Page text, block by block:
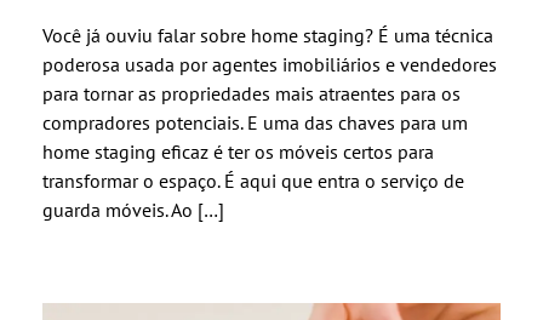
Você já ouviu falar sobre home staging? É uma técnica
poderosa usada por agentes imobiliários e vendedores
para tornar as propriedades mais atraentes para os
compradores potenciais. E uma das chaves para um
home staging eficaz é ter os móveis certos para
transformar o espaço. É aqui que entra o serviço de
guarda móveis. Ao […]